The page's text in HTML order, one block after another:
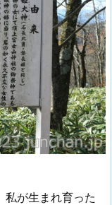
私が生まれ育った